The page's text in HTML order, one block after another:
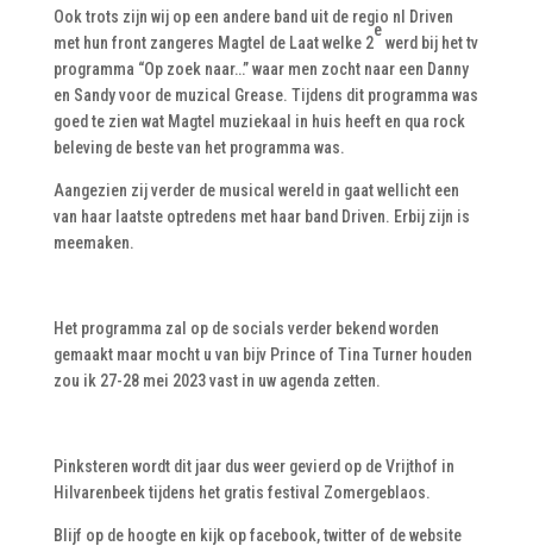
Ook trots zijn wij op een andere band uit de regio nl Driven
met hun front zangeres Magtel de Laat welke 2
e
werd bij het tv
programma “Op zoek naar…” waar men zocht naar een Danny
en Sandy voor de muzical Grease. Tijdens dit programma was
goed te zien wat Magtel muziekaal in huis heeft en qua rock
beleving de beste van het programma was.
Aangezien zij verder de musical wereld in gaat wellicht een
van haar laatste optredens met haar band Driven. Erbij zijn is
meemaken.
Het programma zal op de socials verder bekend worden
gemaakt maar mocht u van bijv Prince of Tina Turner houden
zou ik 27-28 mei 2023 vast in uw agenda zetten.
Pinksteren wordt dit jaar dus weer gevierd op de Vrijthof in
Hilvarenbeek tijdens het gratis festival Zomergeblaos.
Blijf op de hoogte en kijk op facebook, twitter of de website